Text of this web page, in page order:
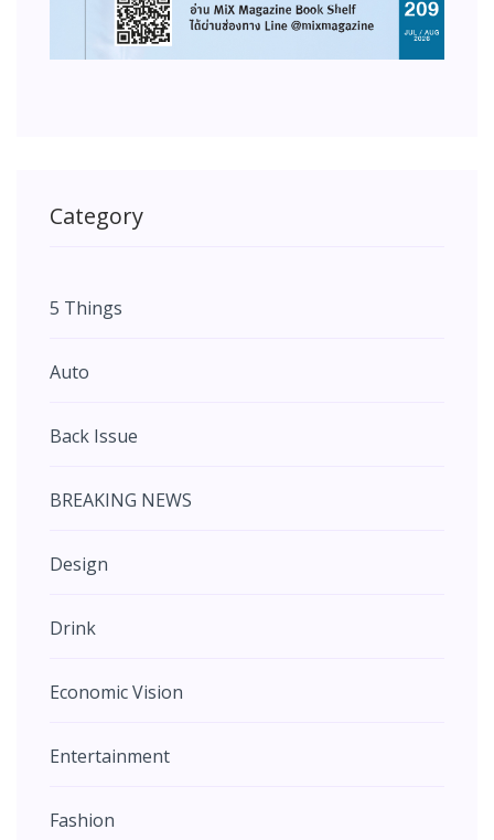
Category
5 Things
Auto
Back Issue
BREAKING NEWS
Design
Drink
Economic Vision
Entertainment
Fashion